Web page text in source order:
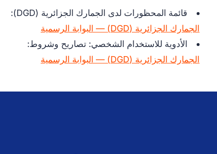
قائمة المحظورات لدى الجمارك الجزائرية (DGD):
الجمارك الجزائرية (DGD) — البوابة الرسمية
الأدوية للاستخدام الشخصي: تصاريح وشروط:
الجمارك الجزائرية (DGD) — البوابة الرسمية